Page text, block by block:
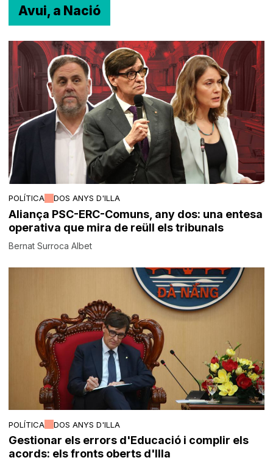
Avui, a Nació
POLÍTICA DOS ANYS D'ILLA
Aliança PSC-ERC-Comuns, any dos: una entesa
operativa que mira de reüll els tribunals
Bernat Surroca Albet
POLÍTICA DOS ANYS D'ILLA
Gestionar els errors d'Educació i complir els
acords: els fronts oberts d'Illa